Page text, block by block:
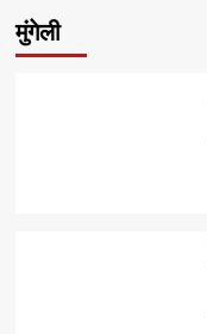
मुंगेली